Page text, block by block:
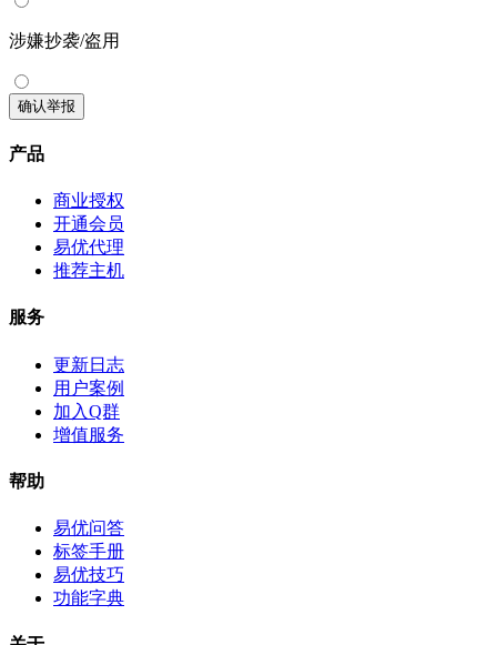
涉嫌抄袭/盗用
确认举报
产品
商业授权
开通会员
易优代理
推荐主机
服务
更新日志
用户案例
加入Q群
增值服务
帮助
易优问答
标签手册
易优技巧
功能字典